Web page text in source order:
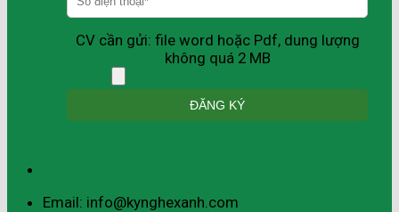
CV cần gửi: file word hoặc Pdf, dung lượng
không quá 2 MB
Email: info@kynghexanh.com